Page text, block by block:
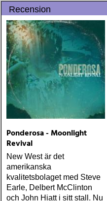
Recension
Ponderosa - Moonlight
Revival
New West är det
amerikanska
kvalitetsbolaget med Steve
Earle, Delbert McClinton
och John Hiatt i sitt stall. Nu